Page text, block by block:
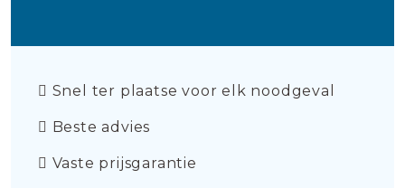
Snel ter plaatse voor elk noodgeval
Beste advies
Vaste prijsgarantie